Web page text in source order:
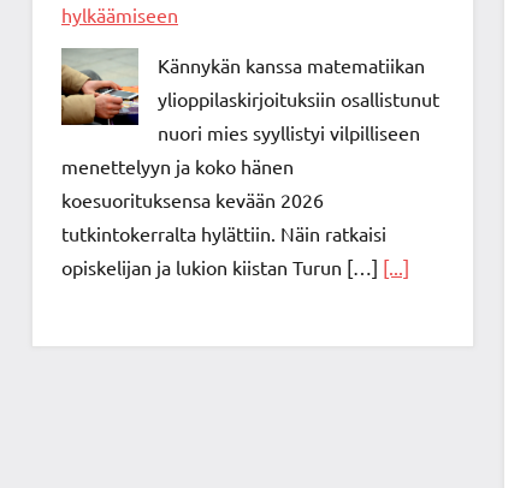
hylkäämiseen
Kännykän kanssa matematiikan
ylioppilaskirjoituksiin osallistunut
nuori mies syyllistyi vilpilliseen
menettelyyn ja koko hänen
koesuorituksensa kevään 2026
tutkintokerralta hylättiin. Näin ratkaisi
opiskelijan ja lukion kiistan Turun […] [...]